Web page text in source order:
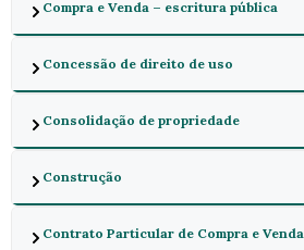
Compra e Venda – escritura pública
Concessão de direito de uso
Consolidação de propriedade
Construção
Contrato Particular de Compra e